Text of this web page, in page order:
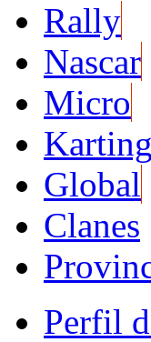
Rally
Nascar
Micro
Karting
Global
Clanes
Perfil